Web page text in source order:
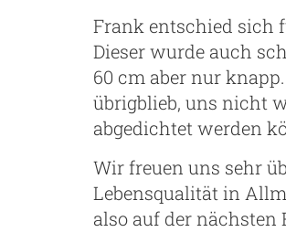
Frank entschied sich
Dieser wurde auch
60 cm aber nur
übrigblieb, uns nicht
abgedichtet werden
Wir freuen uns sehr
Lebensqualität in
also auf der nächsten